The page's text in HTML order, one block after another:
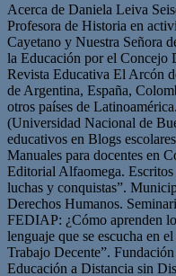
Acerca de Daniela Leiva
Profesora de Historia en
Cayetano y Nuestra Señora
la Educación por el Concejo
Revista Educativa El Arcón
de Argentina, España,
otros países de
(Universidad Nacional de
educativos en Blogs
Manuales para docentes en
Editorial Alfaomega.
luchas y conquistas”.
Derechos Humanos.
FEDIAP: ¿Cómo aprenden
lenguaje que se escucha en
Trabajo Decente”.
Educación a Distancia sin